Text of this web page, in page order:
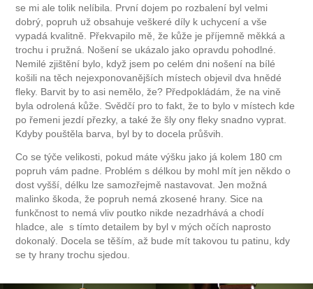
se mi ale tolik nelíbila. První dojem po rozbalení byl velmi
dobrý, popruh už obsahuje veškeré díly k uchycení a vše
vypadá kvalitně. Překvapilo mě, že kůže je příjemně měkká a
trochu i pružná. Nošení se ukázalo jako opravdu pohodlné.
Nemilé zjištění bylo, když jsem po celém dni nošení na bílé
košili na těch nejexponovanějších místech objevil dva hnědé
fleky. Barvit by to asi nemělo, že? Předpokládám, že na vině
byla odrolená kůže. Svědčí pro to fakt, že to bylo v místech kde
po řemeni jezdí přezky, a také že šly ony fleky snadno vyprat.
Kdyby pouštěla barva, byl by to docela průšvih.
Co se týče velikosti, pokud máte výšku jako já kolem 180 cm
popruh vám padne. Problém s délkou by mohl mít jen někdo o
dost vyšší, délku lze samozřejmě nastavovat. Jen možná
malinko škoda, že popruh nemá zkosené hrany. Sice na
funkčnost to nemá vliv poutko nikde nezadrhává a chodí
hladce, ale s tímto detailem by byl v mých očích naprosto
dokonalý. Docela se těším, až bude mít takovou tu patinu, kdy
se ty hrany trochu sjedou.​​​​​​​